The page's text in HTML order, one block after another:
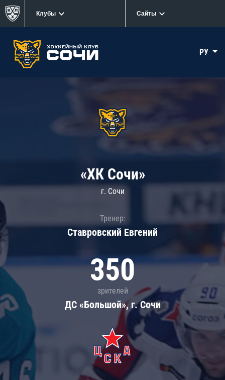
Клубы Сайты
РУ
«ХК Сочи»
г. Сочи
Тренер:
Ставровский Евгений
350
зрителей
ДС «Большой», г. Сочи